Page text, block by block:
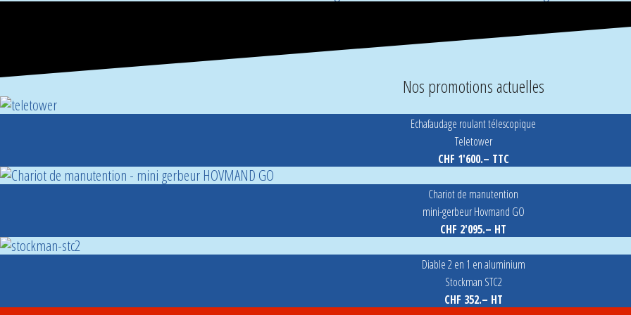
Nos promotions actuelles
Echafaudage roulant télescopique
Teletower
CHF 1'600.– TTC
Chariot de manutention
mini-gerbeur Hovmand GO
CHF 2'095.– HT
Diable 2 en 1 en aluminium
Stockman STC2
CHF 352.– HT